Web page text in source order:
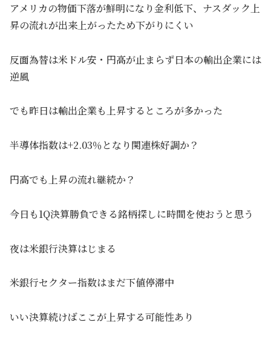
アメリカの物価下落が鮮明になり金利低下、ナスダック上
昇の流れが出来上がったため下がりにくい
反面為替は米ドル安・円高が止まらず日本の輸出企業には
逆風
でも昨日は輸出企業も上昇するところが多かった
半導体指数は+2.03％となり関連株好調か？
円高でも上昇の流れ継続か？
今日も1Q決算勝負できる銘柄探しに時間を使おうと思う
夜は米銀行決算はじまる
米銀行セクター指数はまだ下値停滞中
いい決算続けばここが上昇する可能性あり